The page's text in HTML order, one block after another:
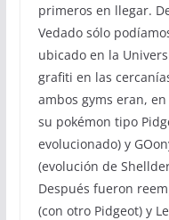
primeros en llegar.
Vedado sólo
ubicado en la
grafiti en las
ambos gyms eran,
su pokémon tipo
evolucionado) y
(evolución de
Después fueron
(con otro Pidgeot) y